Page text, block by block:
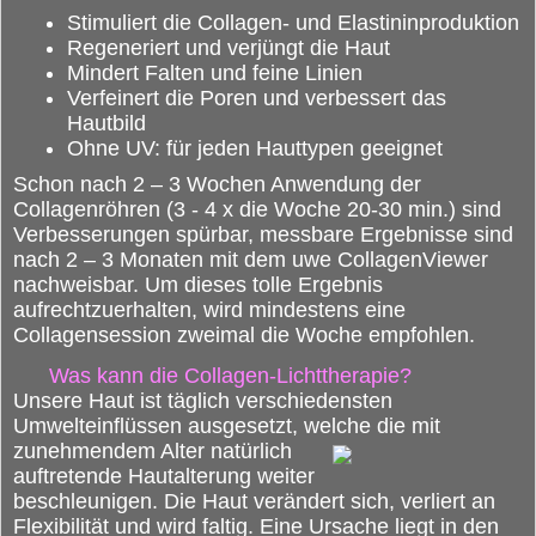
Stimuliert die Collagen- und Elastininproduktion
Regeneriert und verjüngt die Haut
Mindert Falten und feine Linien
Verfeinert die Poren und verbessert das
Hautbild
Ohne UV: für jeden Hauttypen geeignet
Schon nach 2 – 3 Wochen Anwendung der
Collagenröhren (3 - 4 x die Woche 20-30 min.) sind
Verbesserungen spürbar, messbare Ergebnisse sind
nach 2 – 3 Monaten mit dem uwe CollagenViewer
nachweisbar. Um dieses tolle Ergebnis
aufrechtzuerhalten, wird mindestens eine
Collagensession zweimal die Woche empfohlen.
Was kann die Collagen-Lichttherapie?
Unsere Haut ist täglich verschiedensten
Umwelteinflüssen ausgesetzt, welche die mit
zunehmendem Alter natürlich
auftretende Hautalterung weiter
beschleunigen. Die Haut verändert sich, verliert an
Flexibilität und wird faltig. Eine Ursache liegt in den